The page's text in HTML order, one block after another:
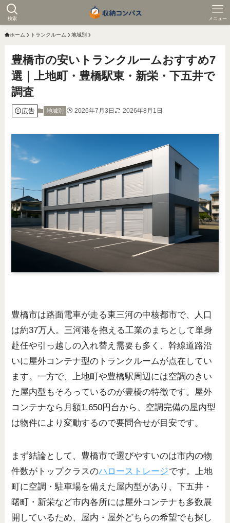
検索 メニュー
ホーム トランクルーム 地域別
豊橋市の安いトランクルームおすすめ7
選｜上地町・豊橋駅東・新栄・下五井で
調査
広告 地域別 2026年7月3日 2026年8月1日
豊橋市は路面電車が走る東三河の中核都市で、人口
は約37万人。三河港を抱える工業のまちとして単身
赴任や引っ越しの入れ替え需要も多く、幹線道路沿
いに屋外コンテナ型のトランクルームが点在してい
ます。一方で、上地町や豊橋駅周辺には空調のきい
た屋内型もそろっているのが豊橋の特徴です。屋外
コンテナなら月額1,650円台から、空調完備の屋内型
は物件により変動するので要問合せが目安です。
まず結論として、豊橋市で選びやすいのは市内の物
件数がトップクラスのハローストレージです。上地
町に空調・駐車場を備えた屋内型があり、下五井・
曙町・新栄など市内各所には屋外コンテナも多数展
開しているため、屋内・屋外どちらの希望でも探し